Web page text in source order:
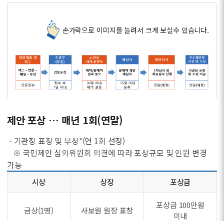
손가락으로 이미지를 늘려서 크게 보실수 있습니다.
제안 포상 … 매년 1회(연말)
- 기관장 표창 및 부상*(연 1회 선정)
※ 국민제안 심의위원회 의결에 따라 포상규모 및 인원 변경
가능
시상 상장 포상금
금상(1명) 사보원 원장 표창
포상금 100만원
이내